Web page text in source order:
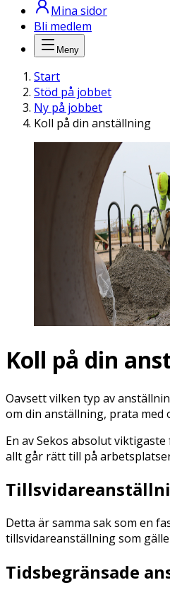
Mina sidor
Bli medlem
Meny
Start
Stöd på jobbet
Ny på jobbet
Koll på din anställning
Koll på din
Oavsett vilken typ av
om din anställning, prata med
En av Sekos absolut
allt går rätt till på
Detta är samma sak som en
tillsvidareanställning som
Tidsbegränsade